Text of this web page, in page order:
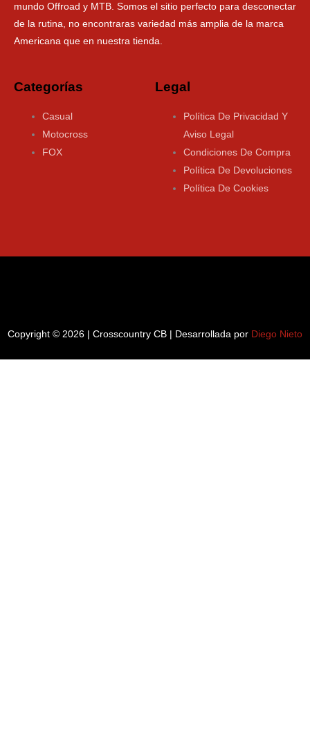
mundo Offroad y MTB. Somos el sitio perfecto para desconectar
de la rutina, no encontraras variedad más amplia de la marca
Americana que en nuestra tienda.
Categorías
Casual
Motocross
FOX
Legal
Política De Privacidad Y
Aviso Legal
Condiciones De Compra
Política De Devoluciones
Política De Cookies
Copyright © 2026 | Crosscountry CB | Desarrollada por Diego Nieto